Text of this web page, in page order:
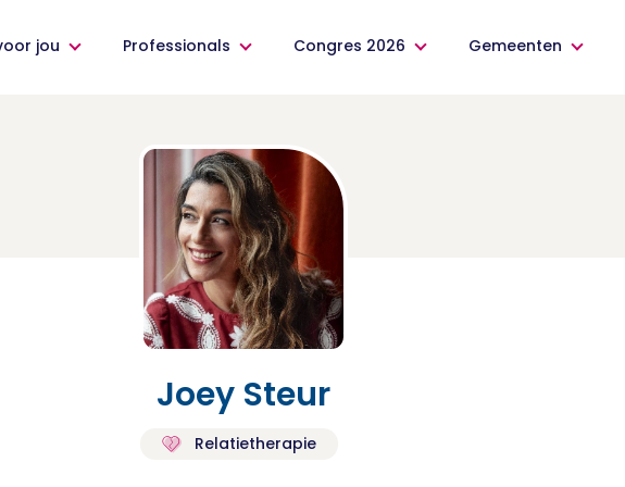
jou Professionals Congres 2026 Gemeenten
Joey Steur
Relatietherapie